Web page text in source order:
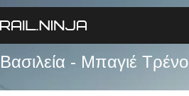
Βασιλεία - Μπαγιέ Tρένο